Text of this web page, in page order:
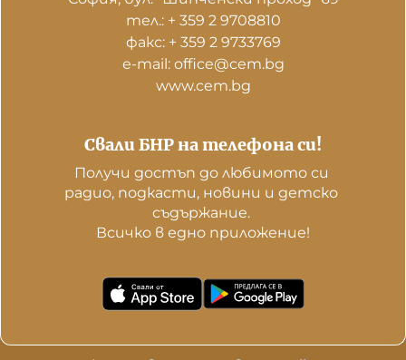
Свали БНР на телефона си!
Получи достъп до любимото си
радио, подкасти, новини и детско
съдържание.
Всичко в едно приложение!
тел.: + 359 2 9708810
факс: + 359 2 9733769
е-mail: office@cem.bg
www.cem.bg